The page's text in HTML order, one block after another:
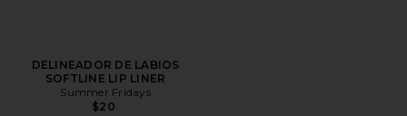
DELINEADOR DE LABIOS
SOFTLINE LIP LINER
Summer Fridays
$20